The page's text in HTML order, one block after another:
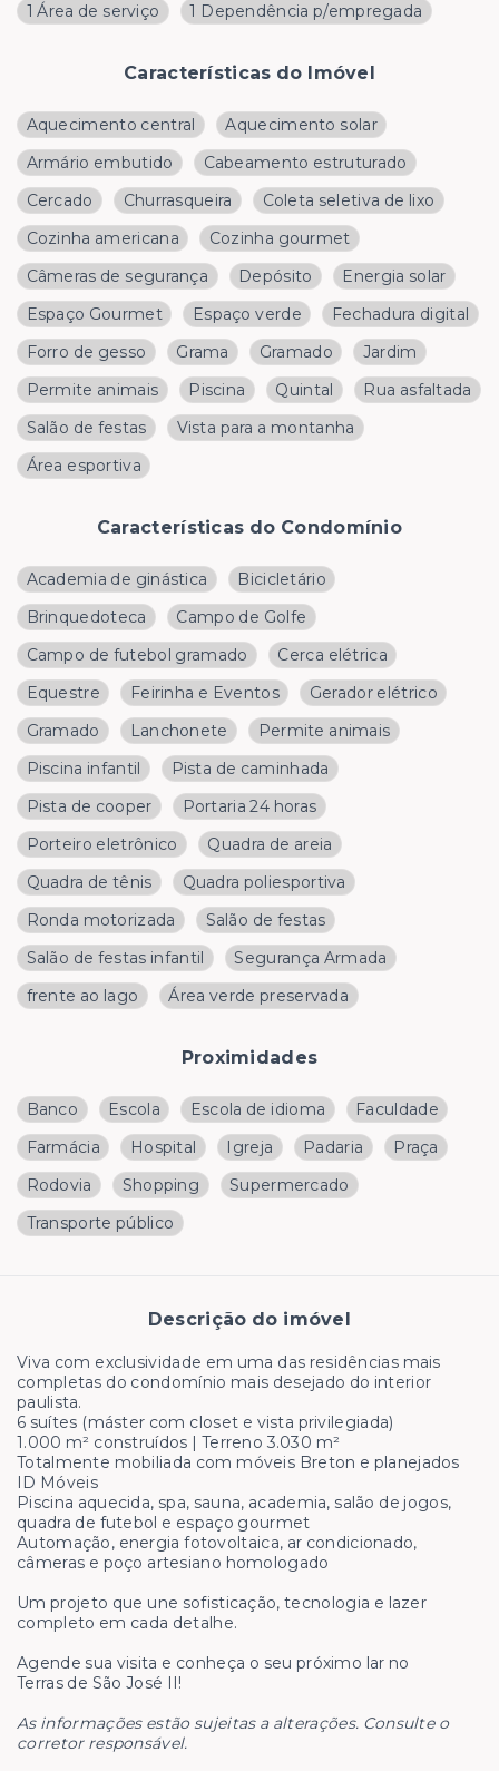
1 Área de serviço
1 Dependência p/empregada
Características do Imóvel
Aquecimento central
Aquecimento solar
Armário embutido
Cabeamento estruturado
Cercado
Churrasqueira
Coleta seletiva de lixo
Cozinha americana
Cozinha gourmet
Câmeras de segurança
Depósito
Energia solar
Espaço Gourmet
Espaço verde
Fechadura digital
Forro de gesso
Grama Gramado
Jardim
Permite animais
Piscina Quintal
Rua asfaltada
Salão de festas
Vista para a montanha
Área esportiva
Características do Condomínio
Academia de ginástica
Bicicletário
Brinquedoteca
Campo de Golfe
Campo de futebol gramado
Cerca elétrica
Equestre
Feirinha e Eventos
Gerador elétrico
Gramado
Lanchonete
Permite animais
Piscina infantil
Pista de caminhada
Pista de cooper
Portaria 24 horas
Porteiro eletrônico
Quadra de areia
Quadra de tênis
Quadra poliesportiva
Ronda motorizada
Salão de festas
Salão de festas infantil
Segurança Armada
frente ao lago
Área verde preservada
Proximidades
Banco Escola Escola de idioma
Faculdade
Farmácia
Hospital Igreja Padaria
Praça
Rodovia
Shopping
Supermercado
Transporte público
Descrição do imóvel
Viva com exclusividade em uma das residências mais
completas do condomínio mais desejado do interior
paulista.
6 suítes (máster com closet e vista privilegiada)
1.000 m² construídos | Terreno 3.030 m²
Totalmente mobiliada com móveis Breton e planejados
ID Móveis
Piscina aquecida, spa, sauna, academia, salão de jogos,
quadra de futebol e espaço gourmet
Automação, energia fotovoltaica, ar condicionado,
câmeras e poço artesiano homologado
Um projeto que une sofisticação, tecnologia e lazer
completo em cada detalhe.
Agende sua visita e conheça o seu próximo lar no
Terras de São José II!
As informações estão sujeitas a alterações. Consulte o
corretor responsável.